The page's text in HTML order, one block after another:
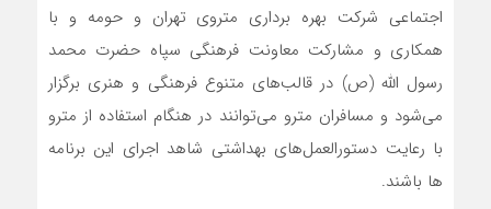
اجتماعی شرکت بهره برداری متروی تهران و حومه و با
همکاری و مشارکت معاونت فرهنگی سپاه حضرت محمد
رسول الله (ص) در قالب‌های متنوع فرهنگی و هنری برگزار
می‌شود و مسافران مترو می‌توانند در هنگام استفاده از مترو
با رعایت دستورالعمل‌های بهداشتی شاهد اجرای این برنامه
ها باشند.